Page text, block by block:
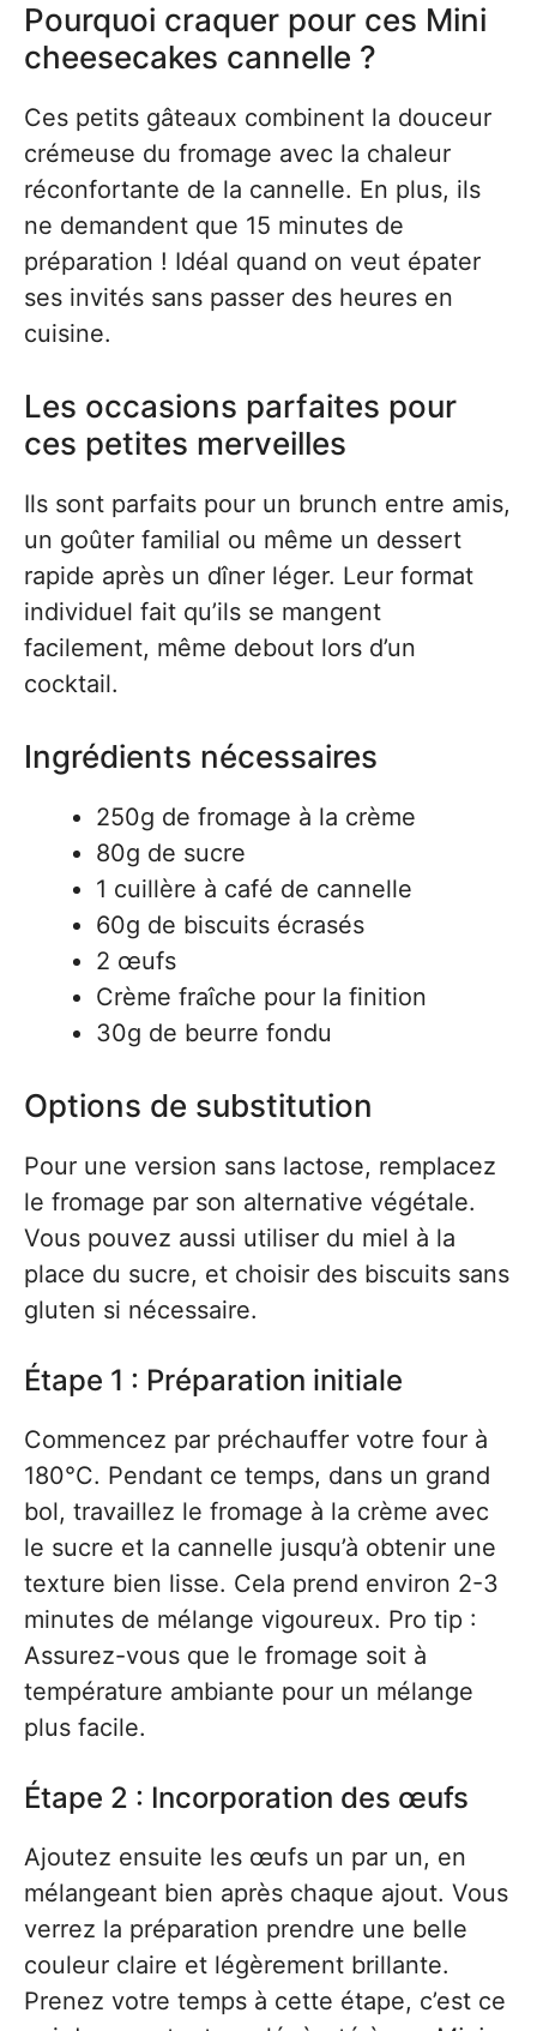
Pourquoi craquer pour ces Mini
cheesecakes cannelle ?
Ces petits gâteaux combinent la douceur
crémeuse du fromage avec la chaleur
réconfortante de la cannelle. En plus, ils
ne demandent que 15 minutes de
préparation ! Idéal quand on veut épater
ses invités sans passer des heures en
cuisine.
Les occasions parfaites pour
ces petites merveilles
Ils sont parfaits pour un brunch entre amis,
un goûter familial ou même un dessert
rapide après un dîner léger. Leur format
individuel fait qu’ils se mangent
facilement, même debout lors d’un
cocktail.
Ingrédients nécessaires
250g de fromage à la crème
80g de sucre
1 cuillère à café de cannelle
60g de biscuits écrasés
2 œufs
Crème fraîche pour la finition
30g de beurre fondu
Options de substitution
Pour une version sans lactose, remplacez
le fromage par son alternative végétale.
Vous pouvez aussi utiliser du miel à la
place du sucre, et choisir des biscuits sans
gluten si nécessaire.
Étape 1 : Préparation initiale
Commencez par préchauffer votre four à
180°C. Pendant ce temps, dans un grand
bol, travaillez le fromage à la crème avec
le sucre et la cannelle jusqu’à obtenir une
texture bien lisse. Cela prend environ 2-3
minutes de mélange vigoureux. Pro tip :
Assurez-vous que le fromage soit à
température ambiante pour un mélange
plus facile.
Étape 2 : Incorporation des œufs
Ajoutez ensuite les œufs un par un, en
mélangeant bien après chaque ajout. Vous
verrez la préparation prendre une belle
couleur claire et légèrement brillante.
Prenez votre temps à cette étape, c’est ce